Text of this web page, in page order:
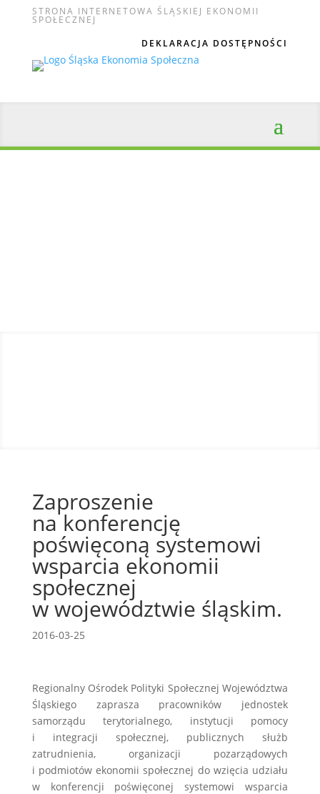
STRONA INTERNETOWA ŚLĄSKIEJ EKONOMII
SPOŁECZNEJ
DEKLARACJA DOSTĘPNOŚCI
Zaproszenie
na konferencję
poświęconą systemowi
wsparcia ekonomii
społecznej
w województwie śląskim.
2016-03-25
Regionalny Ośrodek Polityki Społecznej Województwa
Śląskiego zaprasza pracowników jednostek
samorządu terytorialnego, instytucji pomocy
i integracji społecznej, publicznych służb
zatrudnienia, organizacji pozarządowych
i podmiotów ekonomii społecznej do wzięcia udziału
w konferencji poświęconej systemowi wsparcia